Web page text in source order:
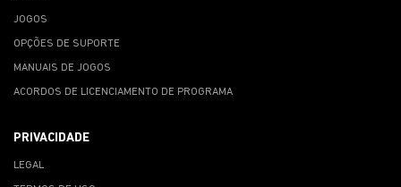
JOGOS
OPÇÕES DE SUPORTE
MANUAIS DE JOGOS
ACORDOS DE LICENCIAMENTO DE PROGRAMA
PRIVACIDADE
LEGAL